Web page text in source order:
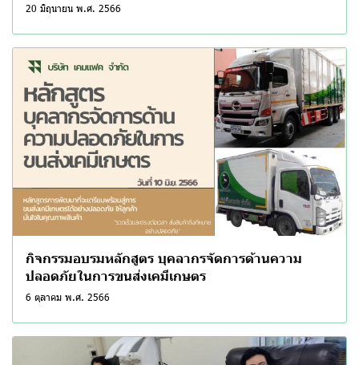
20 มิถุนายน พ.ศ. 2566
กิจกรรมอบรมหลักสูตร บุคลากรจัดการด้านความ
ปลอดภัยในการขนส่งเคมีเกษตร
6 ตุลาคม พ.ศ. 2566